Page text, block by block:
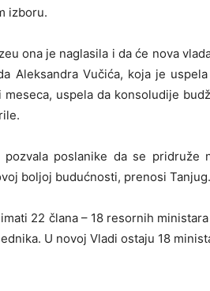
izboru.
ona je naglasila i da će nova
Aleksandra Vučića, koja je
uspela da konsoludije
pozvala poslanike da se
boljoj budućnosti, prenosi Tanjug.
22 člana – 18 resornih
U novoj Vladi ostaju 18